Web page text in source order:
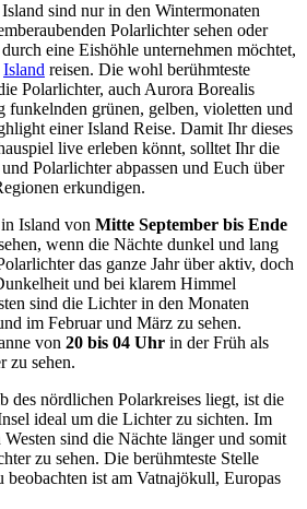
sind nur in den Wintermonaten
Polarlichter sehen oder
eine Eishöhle unternehmen möchtet,
Island reisen. Die wohl berühmteste
Polarlichter, auch Aurora Borealis
funkelnden grünen, gelben, violetten und
einer Island Reise. Damit Ihr dieses
live erleben könnt, solltet Ihr die
Polarlichter abpassen und Euch über
erkundigen.
Island von Mitte September bis Ende
wenn die Nächte dunkel und lang
das ganze Jahr über aktiv, doch
und bei klarem Himmel
sind die Lichter in den Monaten
im Februar und März zu sehen.
von 20 bis 04 Uhr in der Früh als
zu sehen.
des nördlichen Polarkreises liegt, ist die
ideal um die Lichter zu sichten. Im
sind die Nächte länger und somit
zu sehen. Die berühmteste Stelle
beobachten ist am Vatnajökull, Europas